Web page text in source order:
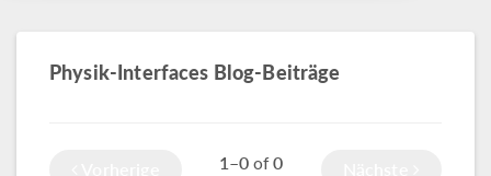
Physik-Interfaces Blog-Beiträge
1–0 of0